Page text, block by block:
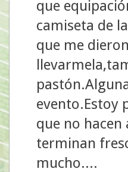
que
camiseta de
que me
evento.Estoy
que no hacen
terminan
mucho....